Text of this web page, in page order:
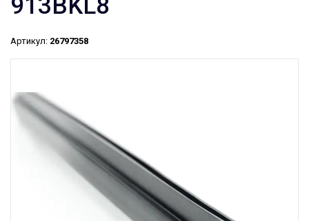
913BKL8
Артикул: 26797358